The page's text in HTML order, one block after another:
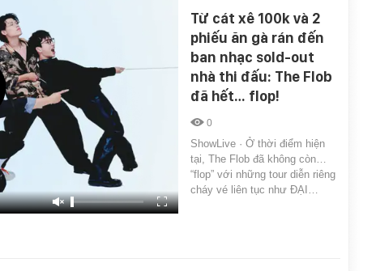
Từ cát xê 100k và 2
phiếu ăn gà rán đến
ban nhạc sold-out
nhà thi đấu: The Flob
đã hết… flop!
0
ShowLive · Ở thời điểm hiện
tại, The Flob đã không còn…
“flop” với những tour diễn riêng
cháy vé liên tục như ĐẠI…